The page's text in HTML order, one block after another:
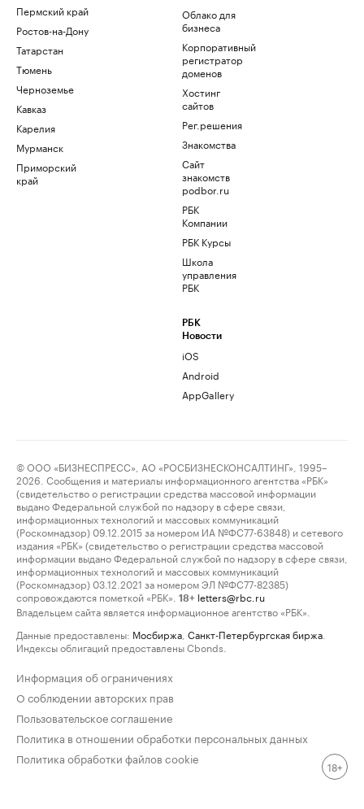
Пермский край
Ростов-на-Дону
Татарстан
Тюмень
Черноземье
Кавказ
Карелия
Мурманск
Приморский
край
Облако для
бизнеса
Корпоративный
регистратор
доменов
Хостинг
сайтов
Рег.решения
Знакомства
Сайт
знакомств
podbor.ru
РБК
Компании
РБК Курсы
Школа
управления
РБК
РБК
Новости
iOS
Android
AppGallery
© ООО «БИЗНЕСПРЕСС», АО «РОСБИЗНЕСКОНСАЛТИНГ», 1995–
2026. Сообщения и материалы информационного агентства «РБК»
(свидетельство о регистрации средства массовой информации
выдано Федеральной службой по надзору в сфере связи,
информационных технологий и массовых коммуникаций
(Роскомнадзор) 09.12.2015 за номером ИА №ФС77-63848) и сетевого
издания «РБК» (свидетельство о регистрации средства массовой
информации выдано Федеральной службой по надзору в сфере связи,
информационных технологий и массовых коммуникаций
(Роскомнадзор) 03.12.2021 за номером ЭЛ №ФС77-82385)
сопровождаются пометкой «РБК».
18+ letters@rbc.ru
Владельцем сайта является информационное агентство «РБК».
Данные предоставлены: Мосбиржа Санкт-Петербургская биржа
Индексы облигаций предоставлены Cbonds.
Информация об ограничениях
О соблюдении авторских прав
Пользовательское соглашение
Политика в отношении обработки персональных данных
Политика обработки файлов cookie
18+